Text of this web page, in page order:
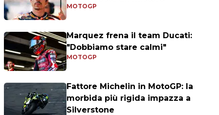
MOTOGP
Marquez frena il team Ducati:
"Dobbiamo stare calmi"
MOTOGP
Fattore Michelin in MotoGP: la
morbida più rigida impazza a
Silverstone